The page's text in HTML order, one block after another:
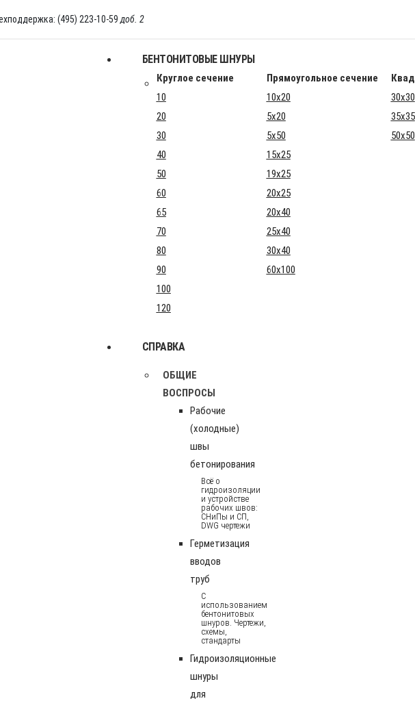
(495) 223-10-59 доб. 2
БЕНТОНИТОВЫЕ ШНУРЫ
Круглое сечение Прямоугольное сечение
10
10x20
30x30
20
5x20
35x35
30
5x50
50x50
40
15x25
50
19x25
60
20x25
65
20x40
70
25x40
80
30x40
90
60x100
100
120
СПРАВКА
ОБЩИЕ
ВОСПРОСЫ
Рабочие
(холодные)
швы
бетонирования
Всё о
гидроизоляции
и устройстве
рабочих швов:
СНиПы и СП,
DWG чертежи
Герметизация
вводов
труб
С
использованием
бентонитовых
шнуров. Чертежи,
схемы,
стандарты
Гидроизоляционные
шнуры
для